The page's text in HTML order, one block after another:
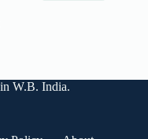
W.B. India.